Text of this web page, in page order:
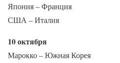
Япония – Франция
США – Италия
10 октября
Марокко – Южная Корея